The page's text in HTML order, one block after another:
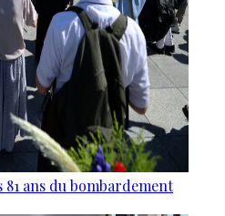
ans du bombardement